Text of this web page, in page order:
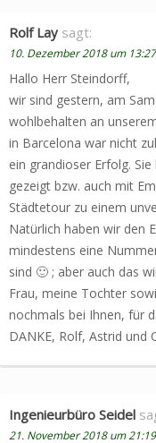
Rolf Lay sagt:
10. Dezember 2018 um
Hallo Herr Steindorff,
wir sind gestern, am
wohlbehalten an
in Barcelona war nicht
ein grandioser Erfolg.
gezeigt bzw. auch mit
Städtetour zu einem
Natürlich haben wir den
mindestens eine
sind 🙂 ; aber auch das
Frau, meine Tochter
nochmals bei Ihnen, für
DANKE, Rolf, Astrid und
Ingenieurbüro Seidel
21. November 2018 um